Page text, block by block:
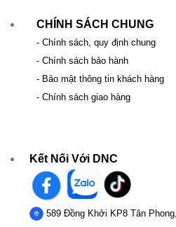
CHÍNH SÁCH CHUNG
- Chính sách, quy định chung
- Chính sách bảo hành
- Bảo mật thông tin khách hàng
- Chính sách giao hàng
Kết Nối Với DNC
589 Đồng Khởi KP8 Tân